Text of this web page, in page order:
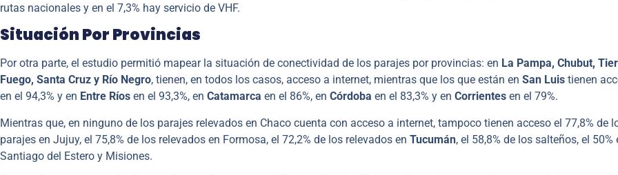
rutas nacionales y en el 7,3% hay servicio de VHF.
Situación Por Provincias
Por otra parte, el estudio permitió mapear la situación de conectividad de los parajes por provincias: en La Pampa, Chubut,
Fuego, Santa Cruz y Río Negro, tienen, en todos los casos, acceso a internet, mientras que los que están en San Luis tienen
en el 94,3% y en Entre Ríos en el 93,3%, en Catamarca en el 86%, en Córdoba en el 83,3% y en Corrientes en el 79%.
Mientras que, en ninguno de los parajes relevados en Chaco cuenta con acceso a internet, tampoco tienen acceso el 77,8% de
parajes en Jujuy, el 75,8% de los relevados en Formosa, el 72,2% de los relevados en Tucumán, el 58,8% de los salteños, el 50%
Santiago del Estero y Misiones.